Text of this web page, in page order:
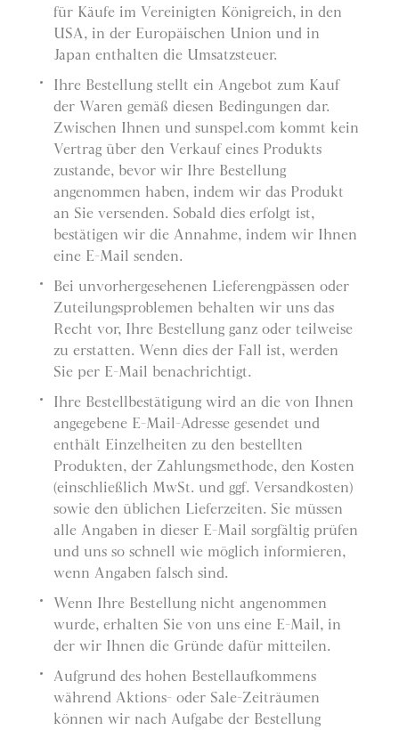
für Käufe im Vereinigten Königreich, in den
USA, in der Europäischen Union und in
Japan enthalten die Umsatzsteuer.
Ihre Bestellung stellt ein Angebot zum Kauf
der Waren gemäß diesen Bedingungen dar.
Zwischen Ihnen und sunspel.com kommt kein
Vertrag über den Verkauf eines Produkts
zustande, bevor wir Ihre Bestellung
angenommen haben, indem wir das Produkt
an Sie versenden. Sobald dies erfolgt ist,
bestätigen wir die Annahme, indem wir Ihnen
eine E-Mail senden.
Bei unvorhergesehenen Lieferengpässen oder
Zuteilungsproblemen behalten wir uns das
Recht vor, Ihre Bestellung ganz oder teilweise
zu erstatten. Wenn dies der Fall ist, werden
Sie per E-Mail benachrichtigt.
Ihre Bestellbestätigung wird an die von Ihnen
angegebene E-Mail-Adresse gesendet und
enthält Einzelheiten zu den bestellten
Produkten, der Zahlungsmethode, den Kosten
(einschließlich MwSt. und ggf. Versandkosten)
sowie den üblichen Lieferzeiten. Sie müssen
alle Angaben in dieser E-Mail sorgfältig prüfen
und uns so schnell wie möglich informieren,
wenn Angaben falsch sind.
Wenn Ihre Bestellung nicht angenommen
wurde, erhalten Sie von uns eine E-Mail, in
der wir Ihnen die Gründe dafür mitteilen.
Aufgrund des hohen Bestellaufkommens
während Aktions- oder Sale-Zeiträumen
können wir nach Aufgabe der Bestellung